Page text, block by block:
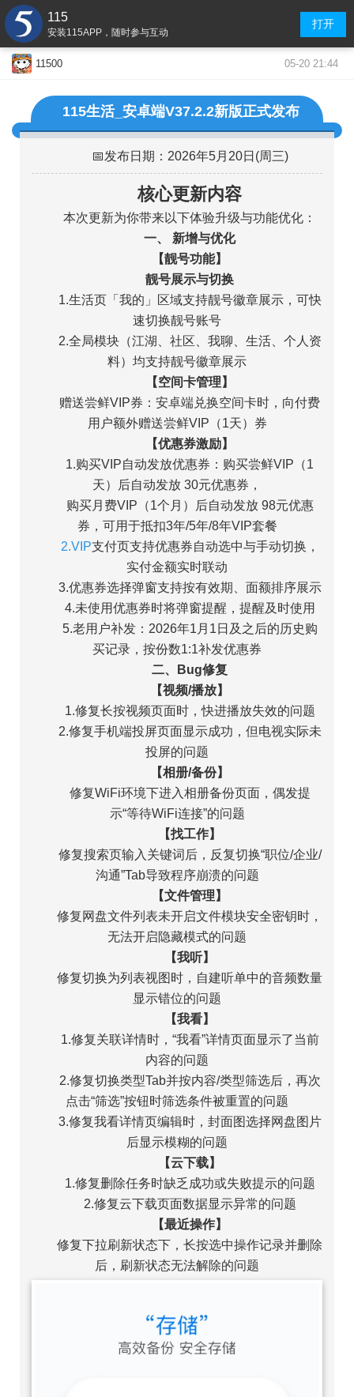
115
安装115APP，随时参与互动
打开
11500 05-20 21:44
115生活_安卓端V37.2.2新版正式发布
📅发布日期：2026年5月20日(周三)
核心更新内容
本次更新为你带来以下体验升级与功能优化：
一、 新增与优化
【靓号功能】
靓号展示与切换
1.生活页「我的」区域支持靓号徽章展示，可快
速切换靓号账号
2.全局模块（江湖、社区、我聊、生活、个人资
料）均支持靓号徽章展示
【空间卡管理】
赠送尝鲜VIP券：安卓端兑换空间卡时，向付费
用户额外赠送尝鲜VIP（1天）券
【优惠券激励】
1.购买VIP自动发放优惠券：购买尝鲜VIP（1
天）后自动发放 30元优惠券，
购买月费VIP（1个月）后自动发放 98元优惠
券，可用于抵扣3年/5年/8年VIP套餐
2.VIP支付页支持优惠券自动选中与手动切换，
实付金额实时联动
3.优惠券选择弹窗支持按有效期、面额排序展示
4.未使用优惠券时将弹窗提醒，提醒及时使用
5.老用户补发：2026年1月1日及之后的历史购
买记录，按份数1:1补发优惠券
二、Bug修复
【视频/播放】
1.修复长按视频页面时，快进播放失效的问题
2.修复手机端投屏页面显示成功，但电视实际未
投屏的问题
【相册/备份】
修复WiFi环境下进入相册备份页面，偶发提
示“等待WiFi连接”的问题
【找工作】
修复搜索页输入关键词后，反复切换“职位/企业/
沟通”Tab导致程序崩溃的问题
【文件管理】
修复网盘文件列表未开启文件模块安全密钥时，
无法开启隐藏模式的问题
【我听】
修复切换为列表视图时，自建听单中的音频数量
显示错位的问题
【我看】
1.修复关联详情时，“我看”详情页面显示了当前
内容的问题
2.修复切换类型Tab并按内容/类型筛选后，再次
点击“筛选”按钮时筛选条件被重置的问题
3.修复我看详情页编辑时，封面图选择网盘图片
后显示模糊的问题
【云下载】
1.修复删除任务时缺乏成功或失败提示的问题
2.修复云下载页面数据显示异常的问题
【最近操作】
修复下拉刷新状态下，长按选中操作记录并删除
后，刷新状态无法解除的问题